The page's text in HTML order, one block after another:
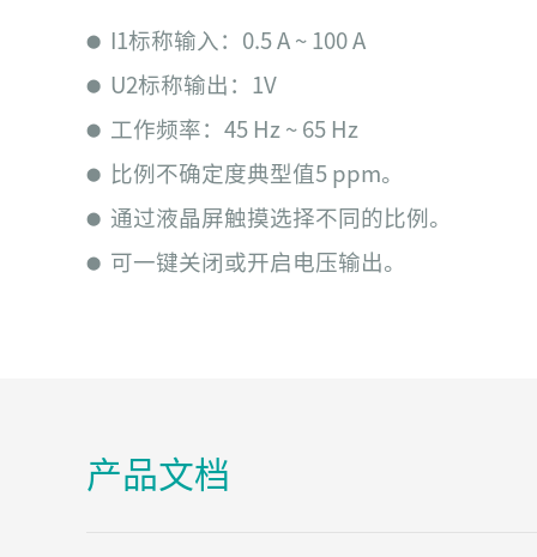
⬤ I1标称输入：0.5 A ~ 100 A
⬤ U2标称输出：1V
⬤ 工作频率：45 Hz ~ 65 Hz
⬤ 比例不确定度典型值5 ppm。
⬤ 通过液晶屏触摸选择不同的比例。
⬤ 可一键关闭或开启电压输出。
产品文档